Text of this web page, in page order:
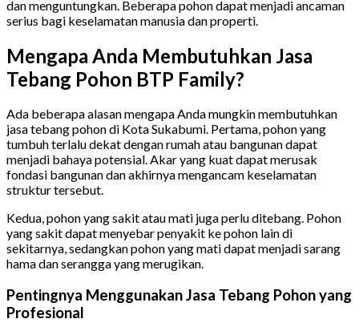
dan menguntungkan. Beberapa pohon dapat menjadi ancaman
serius bagi keselamatan manusia dan properti.
Mengapa Anda Membutuhkan Jasa
Tebang Pohon BTP Family?
Ada beberapa alasan mengapa Anda mungkin membutuhkan
jasa tebang pohon di Kota Sukabumi. Pertama, pohon yang
tumbuh terlalu dekat dengan rumah atau bangunan dapat
menjadi bahaya potensial. Akar yang kuat dapat merusak
fondasi bangunan dan akhirnya mengancam keselamatan
struktur tersebut.
Kedua, pohon yang sakit atau mati juga perlu ditebang. Pohon
yang sakit dapat menyebar penyakit ke pohon lain di
sekitarnya, sedangkan pohon yang mati dapat menjadi sarang
hama dan serangga yang merugikan.
Pentingnya Menggunakan Jasa Tebang Pohon yang
Profesional